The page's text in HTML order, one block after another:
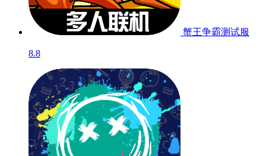
蟹王争霸测试服
8.8